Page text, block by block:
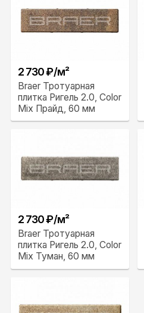
2 730 ₽/м²
Braer Тротуарная
плитка Ригель 2.0, Color
Mix Прайд, 60 мм
2 730 ₽/м²
Braer Тротуарная
плитка Ригель 2.0, Color
Mix Туман, 60 мм